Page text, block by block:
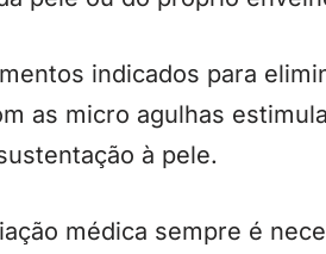
indicados para
as micro agulhas
à pele.
médica sempre é